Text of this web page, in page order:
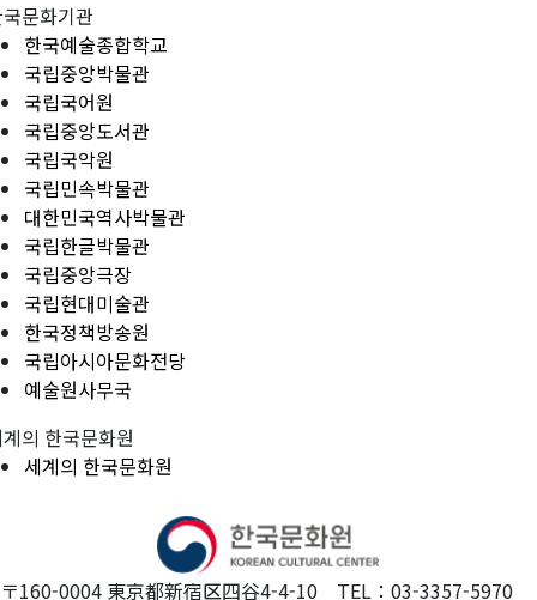
문화기관
한국예술종합학교
국립중앙박물관
국립국어원
국립중앙도서관
국립국악원
국립민속박물관
대한민국역사박물관
국립한글박물관
국립중앙극장
국립현대미술관
한국정책방송원
국립아시아문화전당
예술원사무국
의 한국문화원
세계의 한국문화원
〒160-0004 東京都新宿区四谷4-4-10 TEL：03-3357-5970